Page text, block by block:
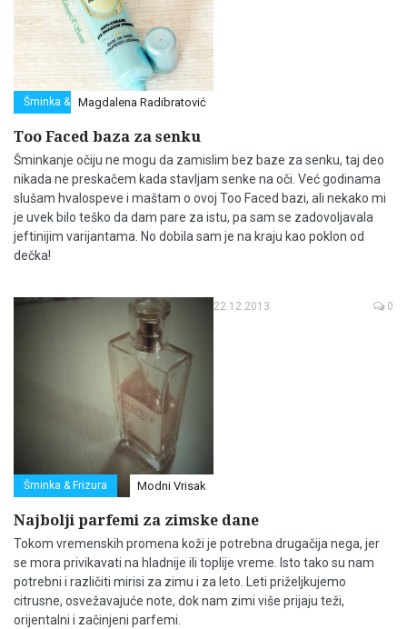
Šminka & FrizuraMagdalena Radibratović
Too Faced baza za senku
Šminkanje očiju ne mogu da zamislim bez baze za senku, taj deo
nikada ne preskačem kada stavljam senke na oči. Već godinama
slušam hvalospeve i maštam o ovoj Too Faced bazi, ali nekako mi
je uvek bilo teško da dam pare za istu, pa sam se zadovoljavala
jeftinijim varijantama. No dobila sam je na kraju kao poklon od
dečka!
Šminka & Frizura Modni Vrisak
22.12.2013 0
Najbolji parfemi za zimske dane
Tokom vremenskih promena koži je potrebna drugačija nega, jer
se mora privikavati na hladnije ili toplije vreme. Isto tako su nam
potrebni i različiti mirisi za zimu i za leto. Leti priželjkujemo
citrusne, osvežavajuće note, dok nam zimi više prijaju teži,
orijentalni i začinjeni parfemi.